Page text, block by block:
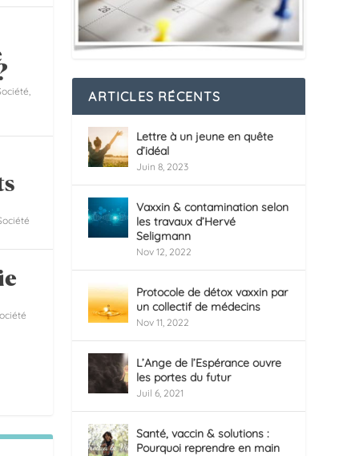
ARTICLES RÉCENTS
Lettre à un jeune en quête
d’idéal
Juin 8, 2023
Vaxxin & contamination selon
les travaux d’Hervé
Seligmann
Nov 12, 2022
Protocole de détox vaxxin par
un collectif de médecins
Nov 11, 2022
L’Ange de l’Espérance ouvre
les portes du futur
Juil 6, 2021
Santé, vaccin & solutions :
Pourquoi reprendre en main